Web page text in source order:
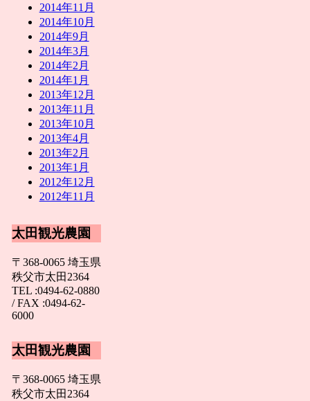
2014年11月
2014年10月
2014年9月
2014年3月
2014年2月
2014年1月
2013年12月
2013年11月
2013年10月
2013年4月
2013年2月
2013年1月
2012年12月
2012年11月
太田観光農園
〒368-0065 埼玉県
秩父市太田2364
TEL :0494-62-0880
/ FAX :0494-62-
6000
太田観光農園
〒368-0065 埼玉県
秩父市太田2364